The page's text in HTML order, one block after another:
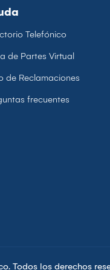
Telefónico
de Partes Virtual
de Reclamaciones
frecuentes
Todos los derechos